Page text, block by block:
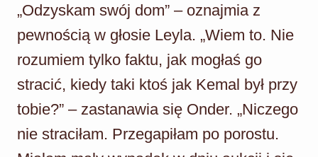
„Odzyskam swój dom” – oznajmia z
pewnością w głosie Leyla. „Wiem to. Nie
rozumiem tylko faktu, jak mogłaś go
stracić, kiedy taki ktoś jak Kemal był przy
tobie?” – zastanawia się Onder. „Niczego
nie straciłam. Przegapiłam po porostu.